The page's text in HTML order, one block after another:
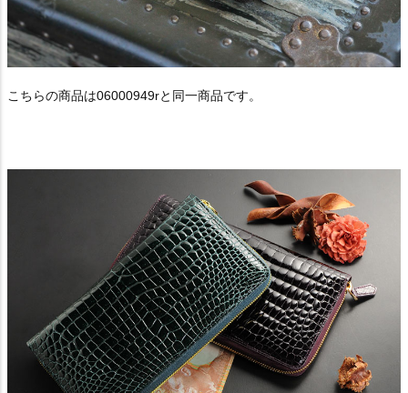
こちらの商品は06000949rと同一商品です。